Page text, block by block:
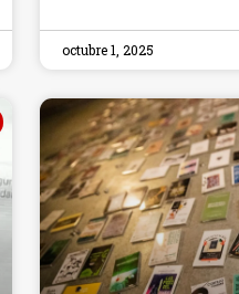
octubre 1, 2025